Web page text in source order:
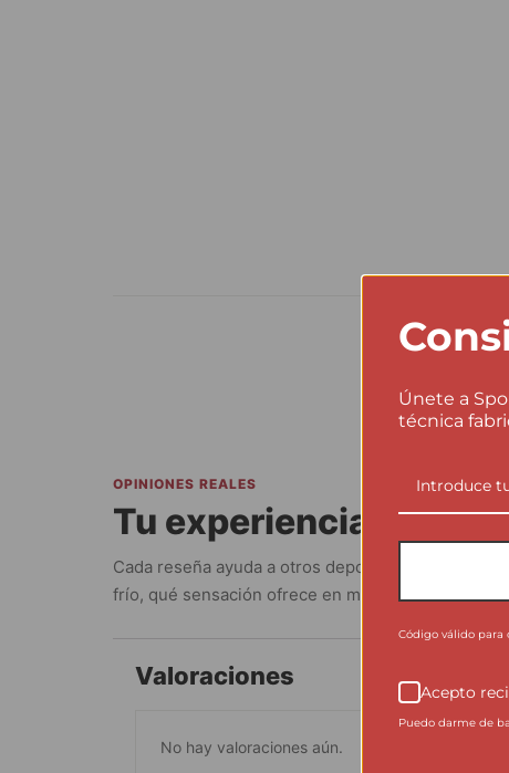
OPINIONES REALES
Tu experiencia ayuda
Cada reseña ayuda a otros deportistas a
frío, qué sensación ofrece en movimiento y en
Valoraciones
No hay valoraciones aún.
Únete a
técnica
Código válido para
Acepto
Puedo darme de